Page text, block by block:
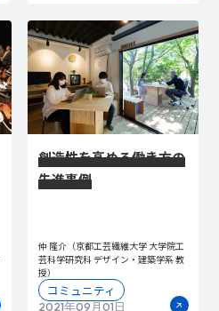
創造性を高める働き方の
先進事例
仲 隆介（京都工芸繊維大学 大学院工
芸科学研究科 デザイン・建築学系 教
授）
2021年09月01日
コミュニティ